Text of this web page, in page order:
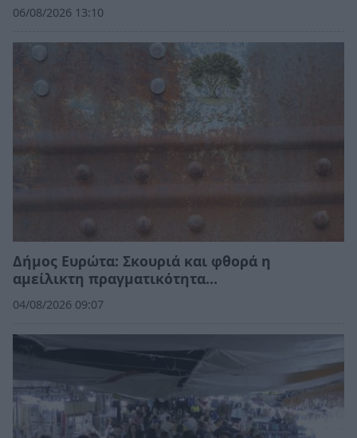
06/08/2026 13:10
Δήμος Ευρώτα: Σκουριά και φθορά η
αμείλικτη πραγματικότητα…
04/08/2026 09:07